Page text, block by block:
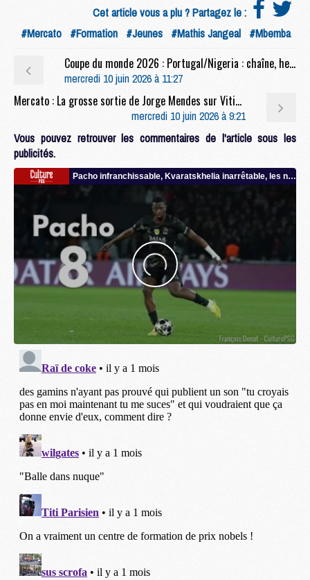
Cet article vous a plu ? Partagez le :
#Mercato #Formation #Jeunes #Mathis Jangeal #Mbemba
Coupe du monde 2026 : Portugal/Nigeria : chaîne, heure et compo probable avec plusieurs joueurs du PSG
mercredi 10 juin 2026 à 11:27
Mercato : La grosse sortie de Jorge Mendes sur Vitinha et Neves
mercredi 10 juin 2026 à 9:21
Vous pouvez retrouver les commentaires de l'article sous les
publicités.